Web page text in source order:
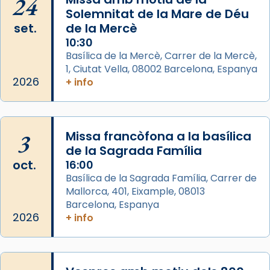
del temple amb les relíquies de les santes.
Des de 1985 hi participa també un grup de
diablesses amb música i ball propis. Festa
gran a Mataró.
«Si vols saber què és calor, ves per les
Share
Arquebisbat de Barcelona
2 weeks ago
Jaume, fill de Zebedeu, és juntament amb el
seu germà Joan i Pere un dels que
acompanyava més de prop Jesús.
24
set.
2026
Solemnitat de la Mare de Déu
de la Mercè
10:30
Basílica de la Mercè, Carrer de la Mercè,
1, Ciutat Vella, 08002 Barcelona, Espanya
+ info
3
oct.
2026
Missa francòfona a la basílica
de la Sagrada Família
16:00
Basílica de la Sagrada Família, Carrer de
Mallorca, 401, Eixample, 08013
Barcelona, Espanya
+ info